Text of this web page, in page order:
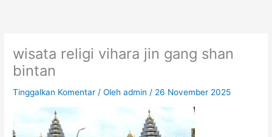
wisata religi vihara jin gang shan
bintan
Tinggalkan Komentar / Olehadmin / 26 November 2025